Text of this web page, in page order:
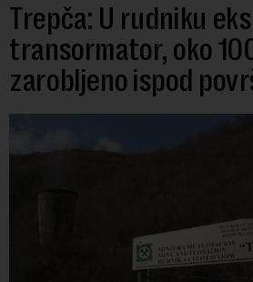
Trepča: U rudniku
transormator, oko
zarobljeno ispod